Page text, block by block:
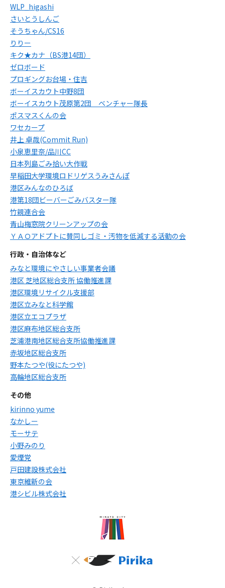
WLP_higashi
さいとうしんご
そうちゃん/CS16
りりー
キク★カナ（BS港14団）
ゼロボード
プロギングお台場・住吉
ボーイスカウト中野8団
ボーイスカウト茂原第2団 ベンチャー隊長
ポスマスくんの会
ワセカープ
井上 卓哉(Commit Run)
小泉恵里奈/品川CC
日本列島ごみ拾い大作戦
早稲田大学環境ロドリゲスうみさんぽ
港区みんなのひろば
港第18団ビーバーごみバスター隊
竹親連合会
青山梅窓院クリーンアップの会
ＹＡＯアドプトに賛同しゴミ・汚物を低減する活動の会
行政・自治体など
みなと環境にやさしい事業者会議
港区 芝地区総合支所 協働推進課
港区環境リサイクル支援部
港区立みなと科学館
港区立エコプラザ
港区麻布地区総合支所
芝浦港南地区総合支所協働推進課
赤坂地区総合支所
野本たつや(役にたつや)
高輪地区総合支所
その他
kirinno yume
なかしー
モーサテ
小野みのり
愛煙党
戸田建設株式会社
東京維新の会
港シビル株式会社